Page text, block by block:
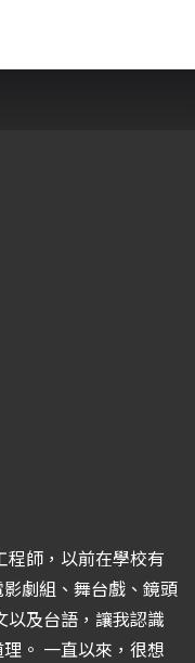
程師，以前在學校有
劇組、舞台戲、鏡頭
以及台語，讓我認識
。 一直以來，很想